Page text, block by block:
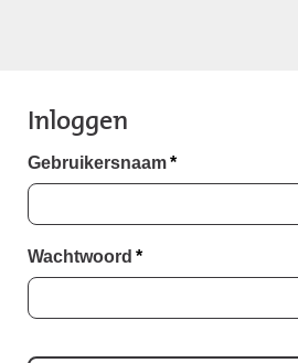
Inloggen
Gebruikersnaam*
Wachtwoord *